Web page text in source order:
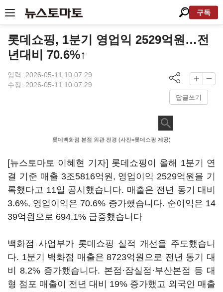
구독
롯데쇼핑, 1분기 영업익 2529억원…전
년대비 70.6%↑
입력: 2026-05-11 10:07:29
수정: 2026-05-11 10:07:29
답글쓰기
롯데백화점 본점 외관 전경 (사진=롯데쇼핑 제공)
[뉴스토마토 이혜현 기자] 롯데쇼핑이 올해 1분기 연
결 기준 매출 3조5816억원, 영업이익 2529억원을 기
록했다고 11일 공시했습니다. 매출은 전년 동기 대비
3.6%, 영업이익은 70.6% 증가했습니다. 순이익은 14
39억원으로 694.1% 급증했습니다
백화점 사업부가 롯데쇼핑 실적 개선을 주도했습니
다. 1분기 백화점 매출은 8723억원으로 전년 동기 대
비 8.2% 증가했습니다. 본점·잠실점·부산본점 등 대
형 점포 매출이 전년 대비 19% 증가했고 외국인 매출